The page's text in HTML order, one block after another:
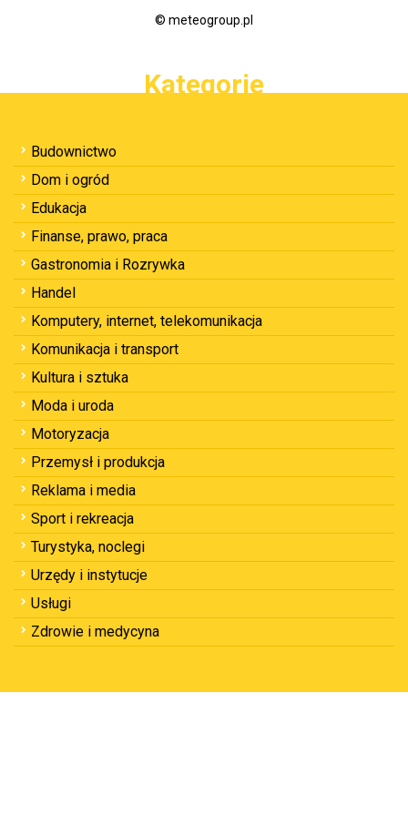
© meteogroup.pl
Kategorie
Budownictwo
Dom i ogród
Edukacja
Finanse, prawo, praca
Gastronomia i Rozrywka
Handel
Komputery, internet, telekomunikacja
Komunikacja i transport
Kultura i sztuka
Moda i uroda
Motoryzacja
Przemysł i produkcja
Reklama i media
Sport i rekreacja
Turystyka, noclegi
Urzędy i instytucje
Usługi
Zdrowie i medycyna